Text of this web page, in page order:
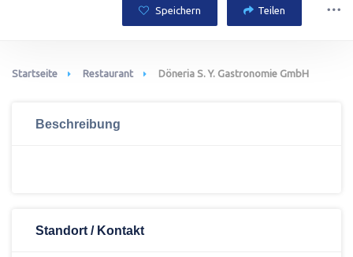
Speichern Teilen
Startseite Restaurant Döneria S. Y. Gastronomie GmbH
Beschreibung
Standort / Kontakt